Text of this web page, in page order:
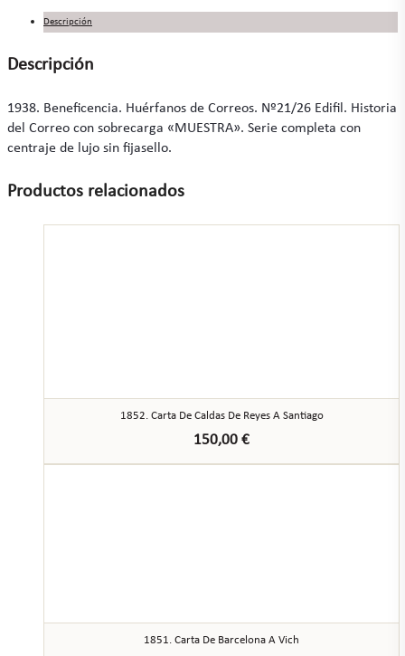
Descripción
Descripción
1938. Beneficencia. Huérfanos de Correos. Nº21/26 Edifil. Historia
del Correo con sobrecarga «MUESTRA». Serie completa con
centraje de lujo sin fijasello.
Productos relacionados
1852. Carta De Caldas De Reyes A Santiago
150,00 €
1851. Carta De Barcelona A Vich